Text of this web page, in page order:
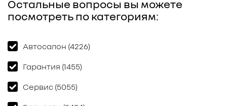
Остальные вопросы вы можете
посмотреть по категориям:
Автосалон (4226)
Гарантия (1455)
Сервис (5055)